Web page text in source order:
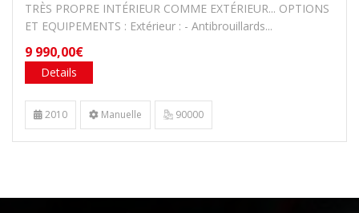
TRÈS PROPRE INTÉRIEUR COMME EXTÉRIEUR... OPTIONS
ET EQUIPEMENTS : Extérieur : - Antibrouillards...
9 990,00€
Details
2010 Manuelle 90000